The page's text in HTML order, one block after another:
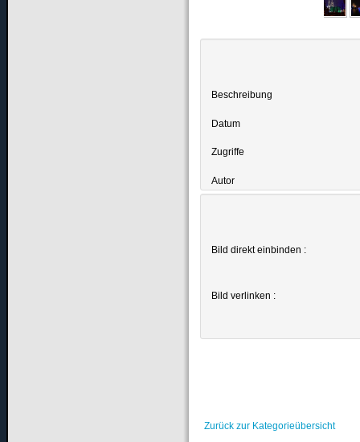
Beschreibung
Datum
Zugriffe
Autor
Bild direkt einbinden :
Bild verlinken :
Zurück zur Kategorieübersicht